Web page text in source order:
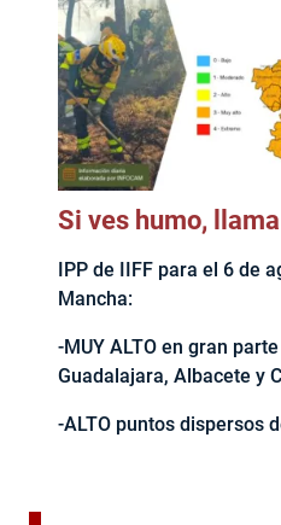
Si ves humo,
IPP de IIFF para el 6 de
Mancha:
-MUY ALTO en gran
Guadalajara, Albacete y
-ALTO puntos dispersos